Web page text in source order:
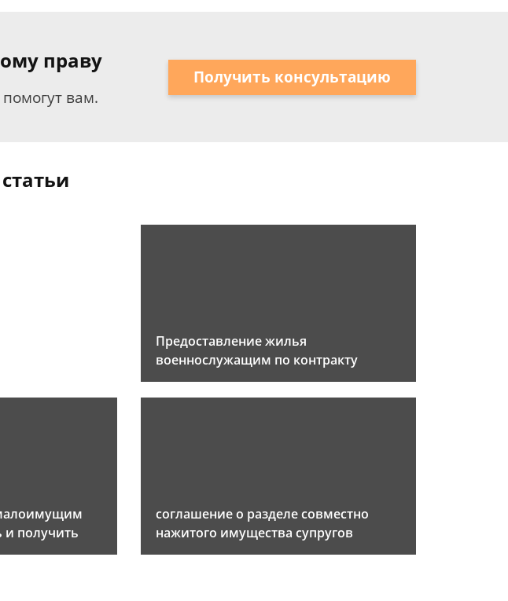
праву
вам.
Получить консультацию
Предоставление жилья
военнослужащим по контракту
получить
соглашение о разделе совместно
нажитого имущества супругов